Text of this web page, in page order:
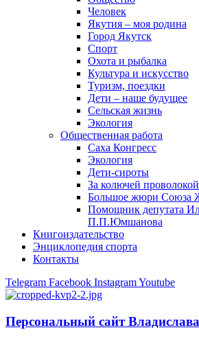
Человек
Якутия – моя родина
Город Якутск
Спорт
Охота и рыбалка
Культура и искусство
Туризм, поездки
Дети – наше будущее
Сельская жизнь
Экология
Общественная работа
Саха Конгресс
Экология
Дети-сироты
За колючей проволокой
Большое жюри Союза
Помощник депутата
П.П.Юмшанова
Книгоиздательство
Энциклопедия спорта
Контакты
Telegram Facebook InstagramYoutube
Персональный сайт